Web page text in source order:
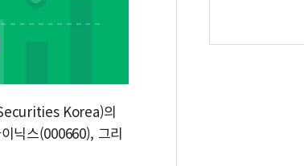
Korea)의
닉스(000660), 그리